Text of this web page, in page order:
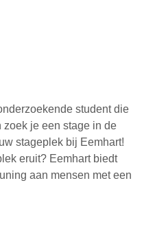
student die
je een stage in de
stageplek bij Eemhart!
eruit? Eemhart biedt
aan mensen met een